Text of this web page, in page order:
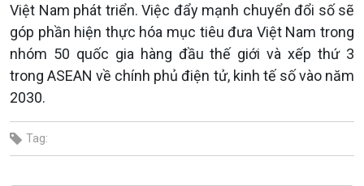
Việt Nam phát triển. Việc đẩy mạnh chuyển đổi số sẽ
góp phần hiện thực hóa mục tiêu đưa Việt Nam trong
nhóm 50 quốc gia hàng đầu thế giới và xếp thứ 3
trong ASEAN về chính phủ điện tử, kinh tế số vào năm
2030.
Tag: